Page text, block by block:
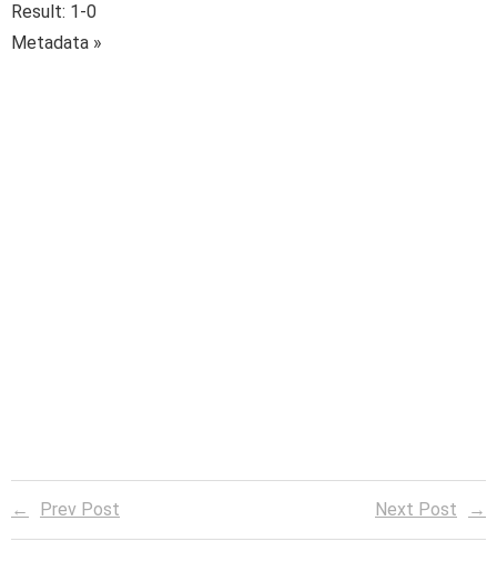
Result: 1-0
Metadata »
Prev Post Next Post